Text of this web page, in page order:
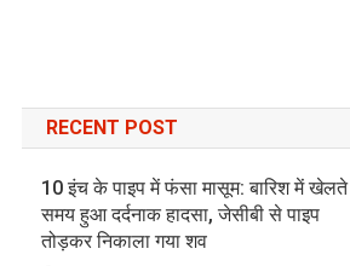
RECENT POST
10 इंच के पाइप में फंसा मासूम: बारिश में खेलते
समय हुआ दर्दनाक हादसा, जेसीबी से पाइप
तोड़कर निकाला गया शव